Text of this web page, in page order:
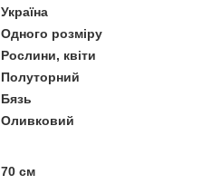
Україна
Одного розміру
Рослини, квіти
Полуторний
Бязь
Оливковий
70 см